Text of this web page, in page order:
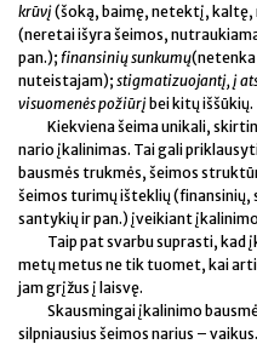
krūvį(šoką, baimę, netektį, kaltę,
(neretai išyra šeimos,
pan.); finansinių sunkumų
nuteistajam); stigmatizuojantį, į
visuomenės požiūrįbei kitų iššūkių.
Kiekviena šeima unikali,
nario įkalinimas. Tai gali
bausmės trukmės, šeimos
šeimos turimų išteklių (finansinių,
santykių ir pan.) įveikiant
Taip pat svarbu suprasti, kad
metų metus ne tik tuomet, kai
jam grįžus į laisvę.
Skausmingai įkalinimo
silpniausius šeimos narius –